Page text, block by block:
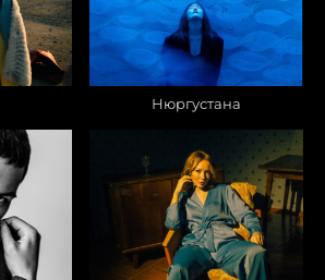
Нюргустана